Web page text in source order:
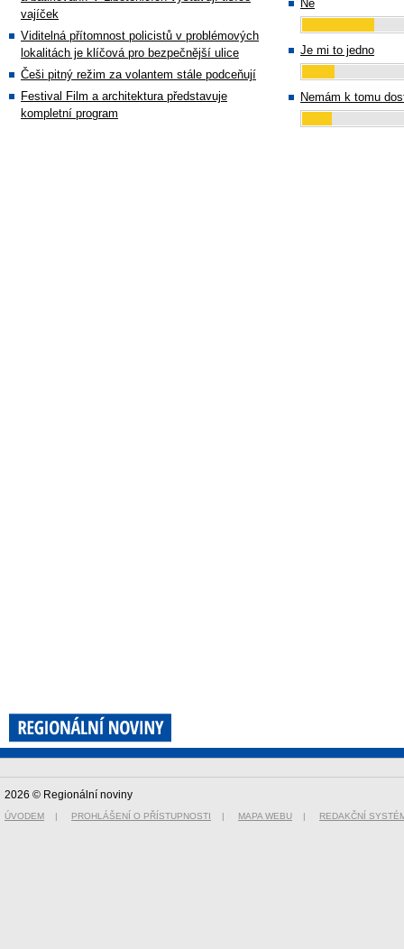
vajíček
Viditelná přítomnost policistů v problémových
lokalitách je klíčová pro bezpečnější ulice
Češi pitný režim za volantem stále podceňují
Festival Film a architektura představuje
kompletní program
Ne
Je mi to jedno
Nemám k tomu
2026 © Regionální noviny
ÚVODEM | PROHLÁŠENÍ O PŘÍSTUPNOSTI | MAPA WEBU | REDAKČNÍ